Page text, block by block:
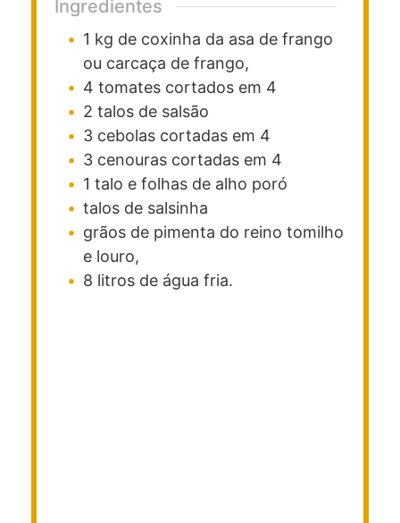
Ingredientes
1 kg de coxinha da asa de frango
ou carcaça de frango,
4 tomates cortados em 4
2 talos de salsão
3 cebolas cortadas em 4
3 cenouras cortadas em 4
1 talo e folhas de alho poró
talos de salsinha
grãos de pimenta do reino tomilho
e louro,
8 litros de água fria.